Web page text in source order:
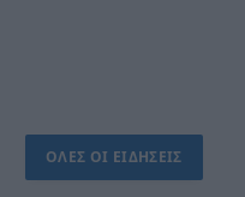
ΟΛΕΣ ΟΙ ΕΙΔΗΣΕΙΣ